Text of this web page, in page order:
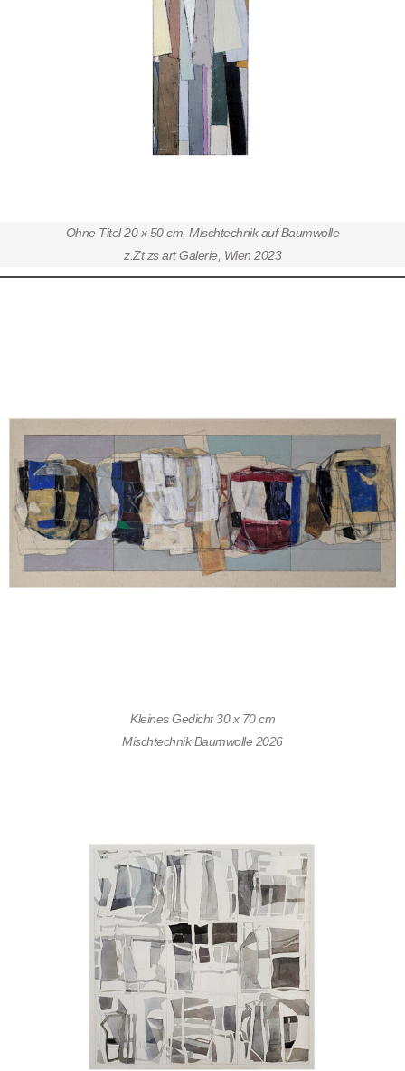
Ohne Titel 20 x 50 cm, Mischtechnik auf Baumwolle
z.Zt zs art Galerie, Wien 2023
Kleines Gedicht 30 x 70 cm
Mischtechnik Baumwolle 2026